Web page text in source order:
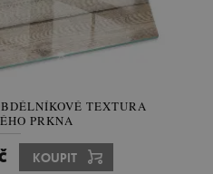
TEXTURA
PRKNA
KOUPIT